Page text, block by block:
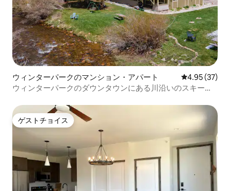
ウィンターパークのマンション・アパート レビュー37
4.95 (37)
ウィンターパークのダウンタウンにある川沿いのスキーコ
ゲストチョイス
ゲストチョイス